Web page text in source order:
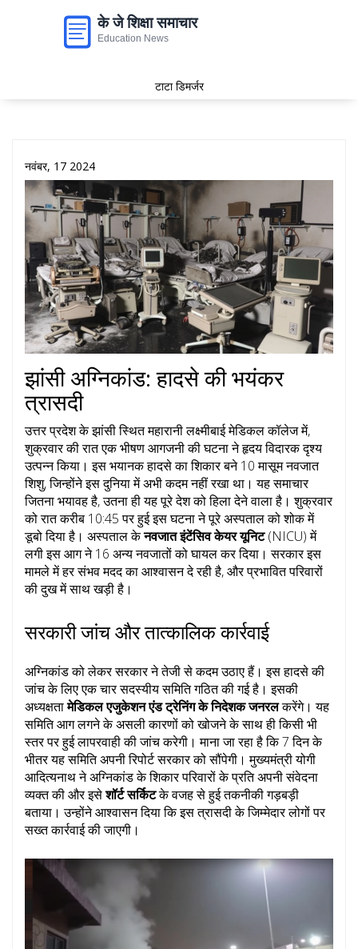
टाटा डिमर्जर
नवंबर, 17 2024
झांसी अग्निकांड: हादसे की भयंकर
त्रासदी
उत्तर प्रदेश के झांसी स्थित महारानी लक्ष्मीबाई मेडिकल कॉलेज में,
शुक्रवार की रात एक भीषण आगजनी की घटना ने हृदय विदारक दृश्य
उत्पन्न किया। इस भयानक हादसे का शिकार बने 10 मासूम नवजात
शिशु, जिन्होंने इस दुनिया में अभी कदम नहीं रखा था। यह समाचार
जितना भयावह है, उतना ही यह पूरे देश को हिला देने वाला है। शुक्रवार
को रात करीब 10:45 पर हुई इस घटना ने पूरे अस्पताल को शोक में
डूबो दिया है। अस्पताल केनवजात इंटेंसिव केयर यूनिट(NICU) में
लगी इस आग ने 16 अन्य नवजातों को घायल कर दिया। सरकार इस
मामले में हर संभव मदद का आश्वासन दे रही है, और प्रभावित परिवारों
की दुख में साथ खड़ी है।
सरकारी जांच और तात्कालिक कार्रवाई
अग्निकांड को लेकर सरकार ने तेजी से कदम उठाए हैं। इस हादसे की
जांच के लिए एक चार सदस्यीय समिति गठित की गई है। इसकी
अध्यक्षतामेडिकल एजुकेशन एंड ट्रेनिंग के निदेशक जनरलकरेंगे। यह
समिति आग लगने के असली कारणों को खोजने के साथ ही किसी भी
स्तर पर हुई लापरवाही की जांच करेगी। माना जा रहा है कि 7 दिन के
भीतर यह समिति अपनी रिपोर्ट सरकार को सौंपेगी। मुख्यमंत्री योगी
आदित्यनाथ ने अग्निकांड के शिकार परिवारों के प्रति अपनी संवेदना
व्यक्त की और इसेशॉर्ट सर्किटके वजह से हुई तकनीकी गड़बड़ी
बताया। उन्होंने आश्वासन दिया कि इस त्रासदी के जिम्मेदार लोगों पर
सख्त कार्रवाई की जाएगी।